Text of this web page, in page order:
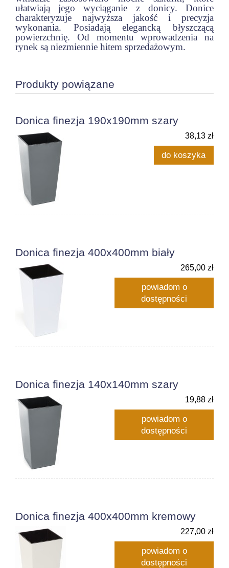
ułatwiają jego wyciąganie z donicy. Donice
charakteryzuje najwyższa jakość i precyzja
wykonania. Posiadają elegancką błyszczącą
powierzchnię. Od momentu wprowadzenia na
rynek są niezmiennie hitem sprzedażowym.
Produkty powiązane
Donica finezja 190x190mm szary
38,13 zł
do koszyka
Donica finezja 400x400mm biały
265,00 zł
powiadom o
dostępności
Donica finezja 140x140mm szary
19,88 zł
powiadom o
dostępności
Donica finezja 400x400mm kremowy
227,00 zł
powiadom o
dostępności